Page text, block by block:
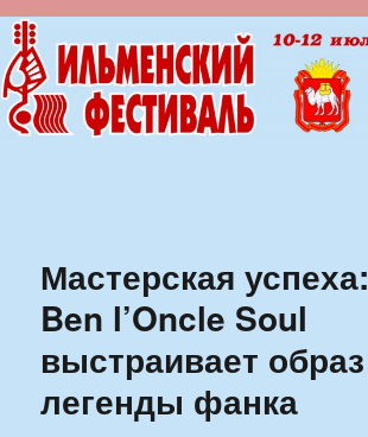
Ильменский фестиваль
Мастерская
Ben l’Oncle Soul
выстраивает образ
легенды фанка